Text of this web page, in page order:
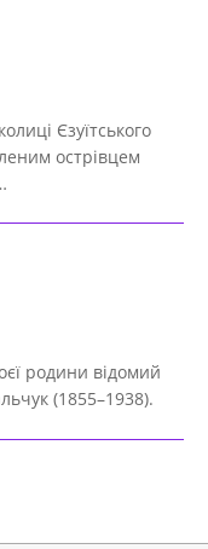
Єзуїтського
острівцем
родини відомий
(1855–1938).